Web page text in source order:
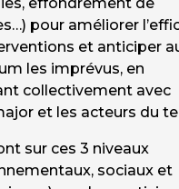
pour améliorer
et anticiper
les imprévus, en
collectivement avec
et les acteurs du
sur ces 3 niveaux
sociaux et